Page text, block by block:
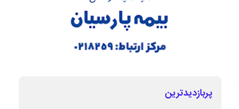
پربازدیدترین